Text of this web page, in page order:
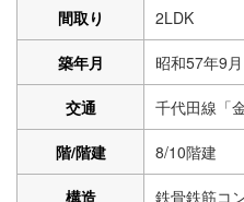
間取り 2LDK
築年月 昭和57年9月
交通 千代田線「
階/階建 8/10階建
構造 鉄骨鉄筋コ